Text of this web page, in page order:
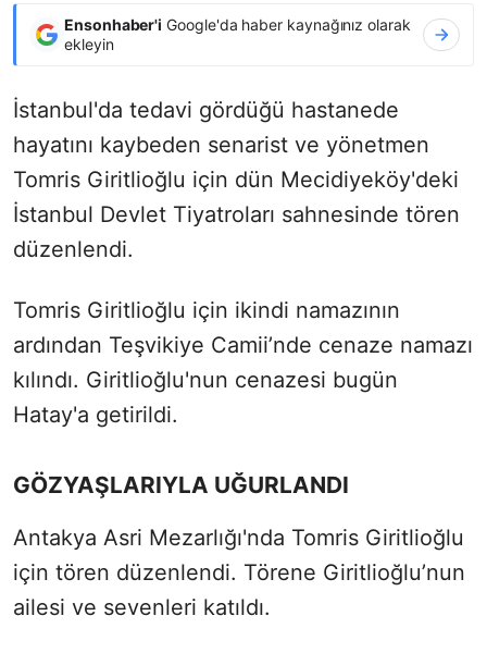
Ensonhaber'i Google'da haber kaynağınız olarak
ekleyin
İstanbul'da tedavi gördüğü hastanede
hayatını kaybeden senarist ve yönetmen
Tomris Giritlioğlu için dün Mecidiyeköy'deki
İstanbul Devlet Tiyatroları sahnesinde tören
düzenlendi.
Tomris Giritlioğlu için ikindi namazının
ardından Teşvikiye Camii’nde cenaze namazı
kılındı. Giritlioğlu'nun cenazesi bugün
Hatay'a getirildi.
GÖZYAŞLARIYLA UĞURLANDI
Antakya Asri Mezarlığı'nda Tomris Giritlioğlu
için tören düzenlendi. Törene Giritlioğlu’nun
ailesi ve sevenleri katıldı.